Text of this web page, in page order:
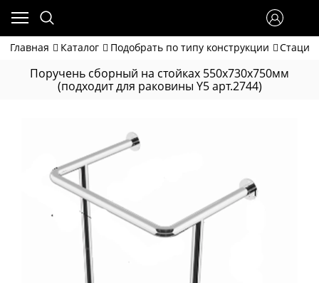
Главная Каталог Подобрать по типу конструкции
Поручень сборный на стойках 550х730х750мм
(подходит для раковины Y5 арт.2744)